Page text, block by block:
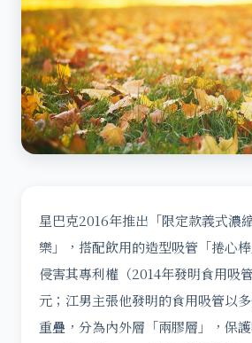
星巴克2016年推出「限定款義式濃
樂」，搭配飲用的造型吸管「捲心
侵害其專利權（2014年發明食用吸
元；江男主張他發明的食用吸管以
重疊，分為內外層「兩膠層」，保